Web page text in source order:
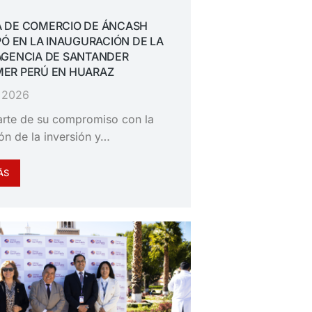
COMERCIO DE ÁNCASH
EN LA INAUGURACIÓN DE LA
DE SANTANDER
PERÚ EN HUARAZ
de su compromiso con la
de la inversión y…